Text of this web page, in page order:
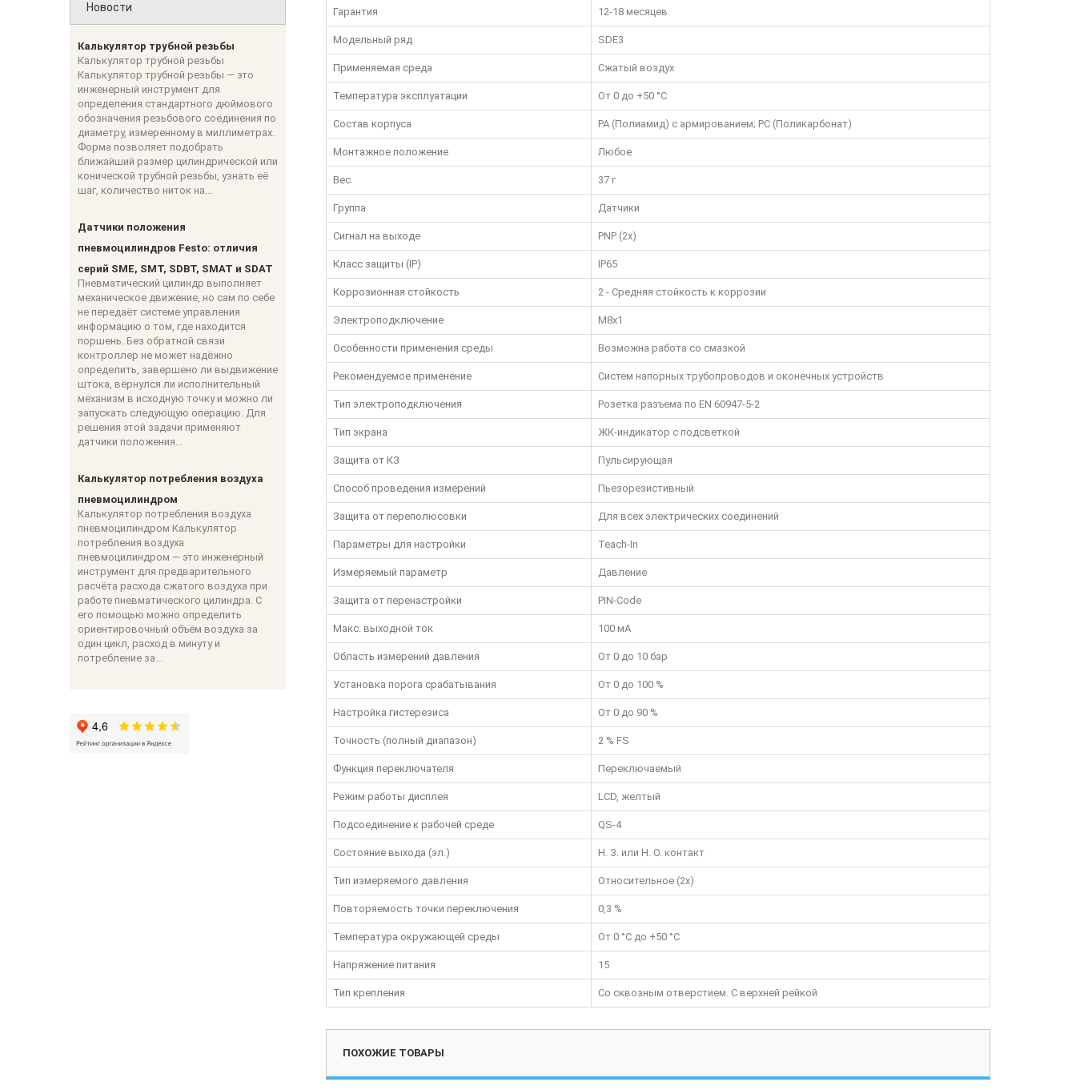
Новости
Калькулятор трубной резьбы
Калькулятор трубной резьбы
Калькулятор трубной резьбы — это
инженерный инструмент для
определения стандартного дюймового
обозначения резьбового соединения по
диаметру, измеренному в миллиметрах.
Форма позволяет подобрать
ближайший размер цилиндрической или
конической трубной резьбы, узнать её
шаг, количество ниток на...
Датчики положения
пневмоцилиндров Festo: отличия
серий SME, SMT, SDBT, SMAT и SDAT
Пневматический цилиндр выполняет
механическое движение, но сам по себе
не передаёт системе управления
информацию о том, где находится
поршень. Без обратной связи
контроллер не может надёжно
определить, завершено ли выдвижение
штока, вернулся ли исполнительный
механизм в исходную точку и можно ли
запускать следующую операцию. Для
решения этой задачи применяют
датчики положения...
Калькулятор потребления воздуха
пневмоцилиндром
Калькулятор потребления воздуха
пневмоцилиндром Калькулятор
потребления воздуха
пневмоцилиндром — это инженерный
инструмент для предварительного
расчёта расхода сжатого воздуха при
работе пневматического цилиндра. С
его помощью можно определить
ориентировочный объём воздуха за
один цикл, расход в минуту и
потребление за...
Гарантия 12-18 месяцев
Модельный ряд SDE3
Применяемая среда Сжатый воздух
Температура эксплуатации От 0 до +50 °C
Состав корпуса PA (Полиамид) с армированием; PC (Поликарбонат)
Монтажное положение Любое
Вес 37 г
Группа Датчики
Сигнал на выходе PNP (2x)
Класс защиты (IP) IP65
Коррозионная стойкость 2 - Средняя стойкость к коррозии
Электроподключение M8x1
Особенности применения среды Возможна работа со смазкой
Рекомендуемое применение Систем напорных трубопроводов и оконечных устройств
Тип электроподключения Розетка разъема по EN 60947-5-2
Тип экрана ЖК-индикатор с подсветкой
Защита от КЗ Пульсирующая
Способ проведения измерений Пьезорезистивный
Защита от переполюсовки Для всех электрических соединений
Параметры для настройки Teach-In
Измеряемый параметр Давление
Защита от перенастройки PIN-Code
Макс. выходной ток 100 мА
Область измерений давления От 0 до 10 бар
Установка порога срабатывания От 0 до 100 %
Настройка гистерезиса От 0 до 90 %
Точность (полный диапазон) 2 % FS
Функция переключателя Переключаемый
Режим работы дисплея LCD, желтый
Подсоединение к рабочей среде QS-4
Состояние выхода (эл.) Н. З. или Н. О. контакт
Тип измеряемого давления Относительное (2x)
Повторяемость точки переключения 0,3 %
Температура окружающей среды От 0 °C до +50 °C
Напряжение питания 15
Тип крепления Со сквозным отверстием. С верхней рейкой
ПОХОЖИЕ ТОВАРЫ